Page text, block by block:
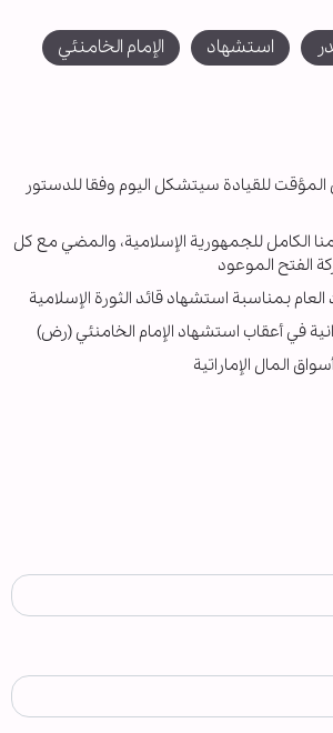
استشهاد الإمام الخامنئي
للقيادة سيتشكل اليوم وفقا للدستور
الكامل للجمهورية الإسلامية، والمضي مع كل
الفتح الموعود
في أعقاب استشهاد الإمام الخامنئي (رض)
المال الإماراتية